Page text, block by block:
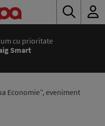
cu prioritate
Smart
Economie”, eveniment